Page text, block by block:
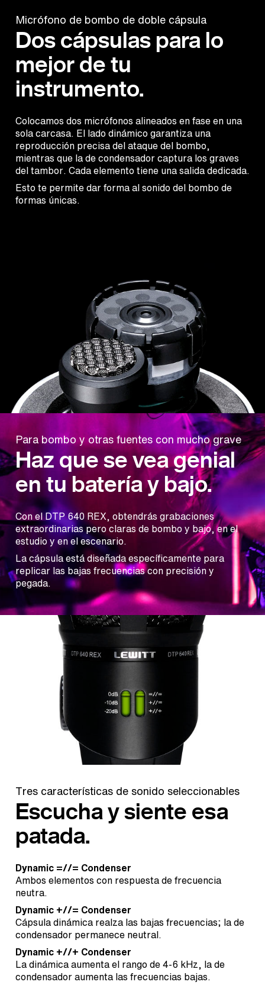
Micrófono de bombo de doble cápsula
Dos cápsulas para lo
mejor de tu
instrumento.
Colocamos dos micrófonos alineados en fase en una
sola carcasa. El lado dinámico garantiza una
reproducción precisa del ataque del bombo,
mientras que la de condensador captura los graves
del tambor. Cada elemento tiene una salida dedicada.
Esto te permite dar forma al sonido del bombo de
formas únicas.
Para bombo y otras fuentes con mucho grave
Haz que se vea genial
en tu batería y bajo.
Con el DTP 640 REX, obtendrás grabaciones
extraordinarias pero claras de bombo y bajo, en el
estudio y en el escenario.
La cápsula está diseñada específicamente para
replicar las bajas frecuencias con precisión y
pegada.
Tres características de sonido seleccionables
Escucha y siente esa
patada.
Dynamic =//= Condenser
Ambos elementos con respuesta de frecuencia
neutra.
Dynamic +//= Condenser
Cápsula dinámica realza las bajas frecuencias; la de
condensador permanece neutral.
Dynamic +//+ Condenser
La dinámica aumenta el rango de 4-6 kHz, la de
condensador aumenta las frecuencias bajas.